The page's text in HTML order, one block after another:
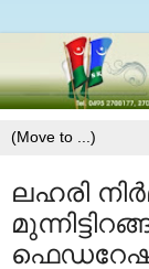
ലഹരി